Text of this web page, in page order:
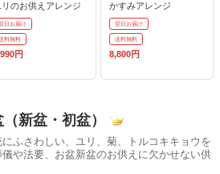
リのお供えアレンジ
日お届け
料無料
円
かすみアレンジ
翌日お届け
送料無料
8,800円
新盆・初盆）
ふさわしい、ユリ、菊、トルコキキョウを
や法要、お盆新盆のお供えに欠かせない供